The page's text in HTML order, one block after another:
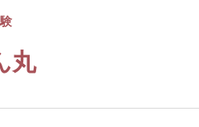
丸